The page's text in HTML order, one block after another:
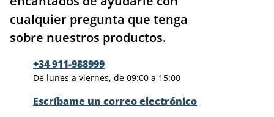
cualquier pregunta que tenga
sobre nuestros productos.
+34 911-988999
De lunes a viernes, de 09:00 a 15:00
Escríbame un correo electrónico